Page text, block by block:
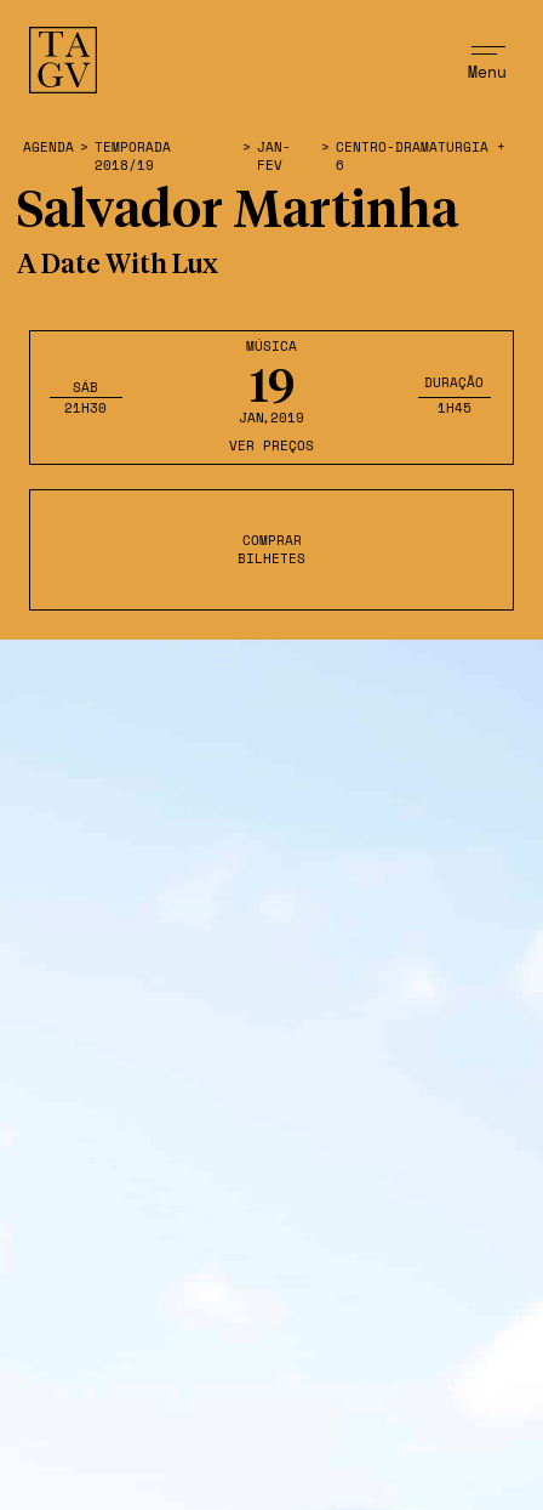
Menu
MÚSICA
19
JAN,2019
SÁB
21H30
DURAÇÃO
1H45
VER PREÇOS
COMPRAR
BILHETES
AGENDA > TEMPORADA
2018/19
> JAN-
FEV
> CENTRO-DRAMATURGIA +
6
Salvador Martinha
A Date With Lux